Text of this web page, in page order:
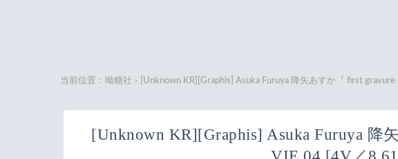
当前位置： 呦糖社 > [Unknown KR][Graphis] Asuka Furuya 降矢あすか『 first
[Unknown KR][Graphis] Asuka Furuya 降